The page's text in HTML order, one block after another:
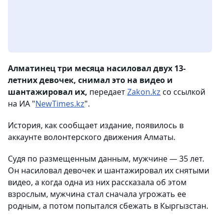
Алматинец три месяца насиловал двух 13-
летних девочек, снимал это на видео и
шантажировал их, передаетZakon.kz со ссылкой
на ИА "NewTimes.kz".
История, как сообщает издание, появилось в
аккаунте волонтерского движения Алматы.
Судя по размещенным данным, мужчине — 35 лет.
Он насиловал девочек и шантажировал их снятыми
видео, а когда одна из них рассказала об этом
взрослым, мужчина стал сначала угрожать ее
родным, а потом попытался сбежать в Кыргызстан.